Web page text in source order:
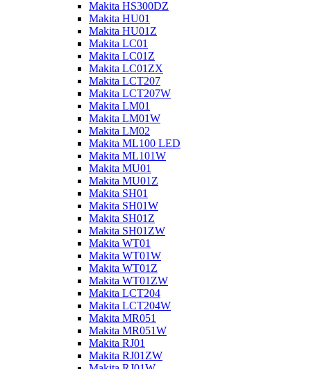
Makita HS300DZ
Makita HU01
Makita HU01Z
Makita LC01
Makita LC01Z
Makita LC01ZX
Makita LCT207
Makita LCT207W
Makita LM01
Makita LM01W
Makita LM02
Makita ML100 LED
Makita ML101W
Makita MU01
Makita MU01Z
Makita SH01
Makita SH01W
Makita SH01Z
Makita SH01ZW
Makita WT01
Makita WT01W
Makita WT01Z
Makita WT01ZW
Makita LCT204
Makita LCT204W
Makita MR051
Makita MR051W
Makita RJ01
Makita RJ01ZW